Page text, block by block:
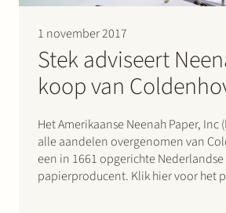
1 november 2017
Stek adviseert
koop van
Het Amerikaanse Neenah Paper, Inc
alle aandelen overgenomen van
een in 1661 opgerichte Nederlandse
papierproducent. Klik hier voor het